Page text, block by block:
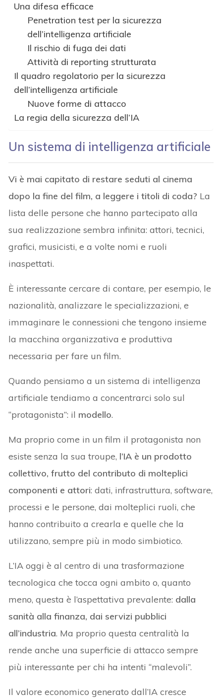
Una difesa efficace
Penetration test per la sicurezza
dell’intelligenza artificiale
Il rischio di fuga dei dati
Attività di reporting strutturata
Il quadro regolatorio per la sicurezza
dell’intelligenza artificiale
Nuove forme di attacco
La regia della sicurezza dell’IA
Un sistema di intelligenza artificiale
Vi è mai capitato di restare seduti al cinema
dopo la fine del film, a leggere i titoli di coda? La
lista delle persone che hanno partecipato alla
sua realizzazione sembra infinita: attori, tecnici,
grafici, musicisti, e a volte nomi e ruoli
inaspettati.
È interessante cercare di contare, per esempio, le
nazionalità, analizzare le specializzazioni, e
immaginare le connessioni che tengono insieme
la macchina organizzativa e produttiva
necessaria per fare un film.
Quando pensiamo a un sistema di intelligenza
artificiale tendiamo a concentrarci solo sul
“protagonista”: il modello.
Ma proprio come in un film il protagonista non
esiste senza la sua troupe, l’IA è un prodotto
collettivo, frutto del contributo di molteplici
componenti e attori: dati, infrastruttura, software,
processi e le persone, dai molteplici ruoli, che
hanno contribuito a crearla e quelle che la
utilizzano, sempre più in modo simbiotico.
L’IA oggi è al centro di una trasformazione
tecnologica che tocca ogni ambito o, quanto
meno, questa è l’aspettativa prevalente: dalla
sanità alla finanza, dai servizi pubblici
all’industria. Ma proprio questa centralità la
rende anche una superficie di attacco sempre
più interessante per chi ha intenti “malevoli”.
Il valore economico generato dall’IA cresce